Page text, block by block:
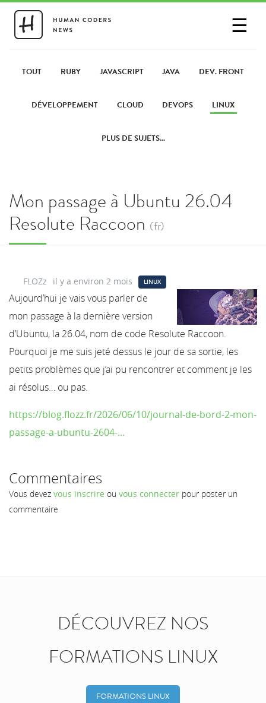
☰
PARTAGER UN LIEN
TOUT RUBY JAVASCRIPT JAVA DEV. FRONT
DÉVELOPPEMENT CLOUD DEVOPS LINUX
PLUS DE SUJETS...
Mon passage à Ubuntu 26.04
Resolute Raccoon (fr)
FLOZz il y a environ 2 mois LINUX
Aujourd’hui je vais vous parler de
mon passage à la dernière version
d’Ubuntu, la 26.04, nom de code Resolute Raccoon.
Pourquoi je me suis jeté dessus le jour de sa sortie, les
petits problèmes que j’ai pu rencontrer et comment je les
ai résolus… ou pas.
https://blog.flozz.fr/2026/06/10/journal-de-bord-2-mon-
passage-a-ubuntu-2604-...
Commentaires
Vous devez vous inscrire ou vous connecter pour poster un
commentaire
DÉCOUVREZ NOS
FORMATIONS LINUX
FORMATIONS LINUX